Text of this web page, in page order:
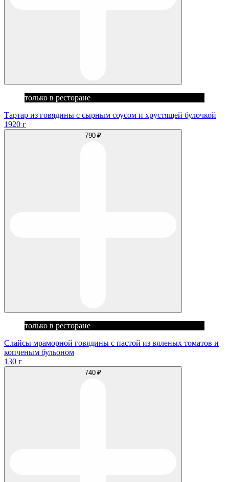
только в ресторане
Тартар из говядины с сырным соусом и хрустящей булочкой
1920 г
790 ₽
только в ресторане
Слайсы мраморной говядины с пастой из вяленых томатов и
копченым бульоном
130 г
740 ₽